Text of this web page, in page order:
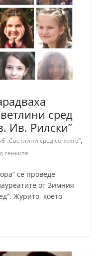
сред
Ив. Рилски”
„Светлини сред сенките”,
сенките
се проведе
от Зимния
Журито, което